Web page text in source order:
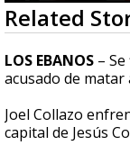
0
seconds
of
26
seconds
Related
LOS EBANOS –
acusado de matar
Joel Collazo
capital de Jesús